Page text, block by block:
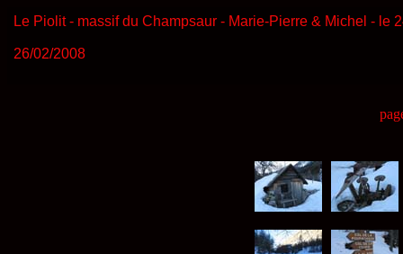
Le Piolit - massif du Champsaur - Marie-Pierre & Michel - le
26/02/2008